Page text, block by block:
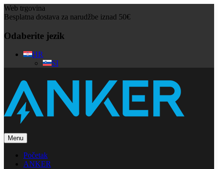
Web trgovina
Besplatna dostava za narudžbe iznad 50€
Odaberite jezik
HR
SI
Menu
Početak
ANKER